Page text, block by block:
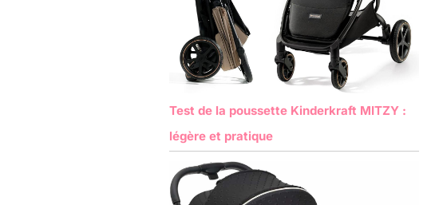
Test de la poussette Kinderkraft MITZY :
légère et pratique